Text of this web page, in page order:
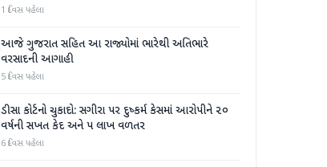
1 દિવસ પહેલા
આજે ગુજરાત સહિત આ રાજ્યોમાં ભારેથી અતિભારે
વરસાદની આગાહી
5 દિવસ પહેલા
ડીસા કોર્ટનો ચુકાદો: સગીરા પર દુષ્કર્મ કેસમાં આરોપીને ૨૦
વર્ષની સખત કેદ અને ૫ લાખ વળતર
6 દિવસ પહેલા